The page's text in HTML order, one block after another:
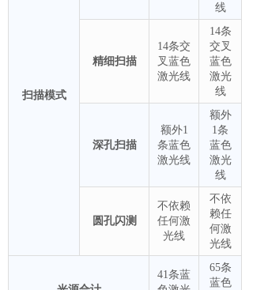
扫描模式
线
精细扫描
14条交
叉蓝色
激光线
14条
交叉
蓝色
激光
线
深孔扫描
额外1
条蓝色
激光线
额外
1条
蓝色
激光
线
圆孔闪测
不依赖
任何激
光线
不依
赖任
何激
光线
41条蓝
65条
蓝色